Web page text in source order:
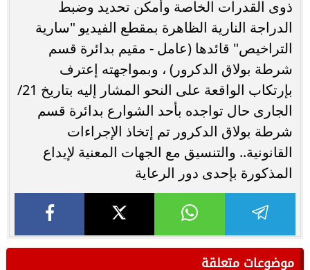
ذوى القدرات الخاصة وأمكن تحديد وضبط
الدراجة النارية الظاهرة بمقطع الفيديو "سارية
التراخيص" قائدها (عامل - مقيم بدائرة قسم
شرطة بولاق الدكرور) ، وبمواجهته إعترف
بإرتكاب الواقعة على النحو المشار إليه بتاريخ 21/
الجارى حال تواجده بأحد الشوارع بدائرة قسم
شرطة بولاق الدكرور تم إتخاذ الإجراءات
القانونية.. والتنسيق مع الجهات المعنية لإيداع
المذكورة بإحدى دور الرعاية
موضوعات متعلقة